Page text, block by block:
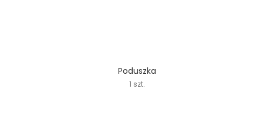
Poduszka
1 szt.